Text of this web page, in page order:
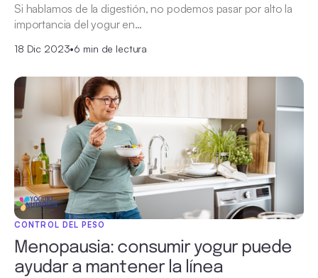
Si hablamos de la digestión, no podemos pasar por alto la
importancia del yogur en…
18 Dic 2023•6 min de lectura
CONTROL DEL PESO
Menopausia: consumir yogur puede
ayudar a mantener la línea